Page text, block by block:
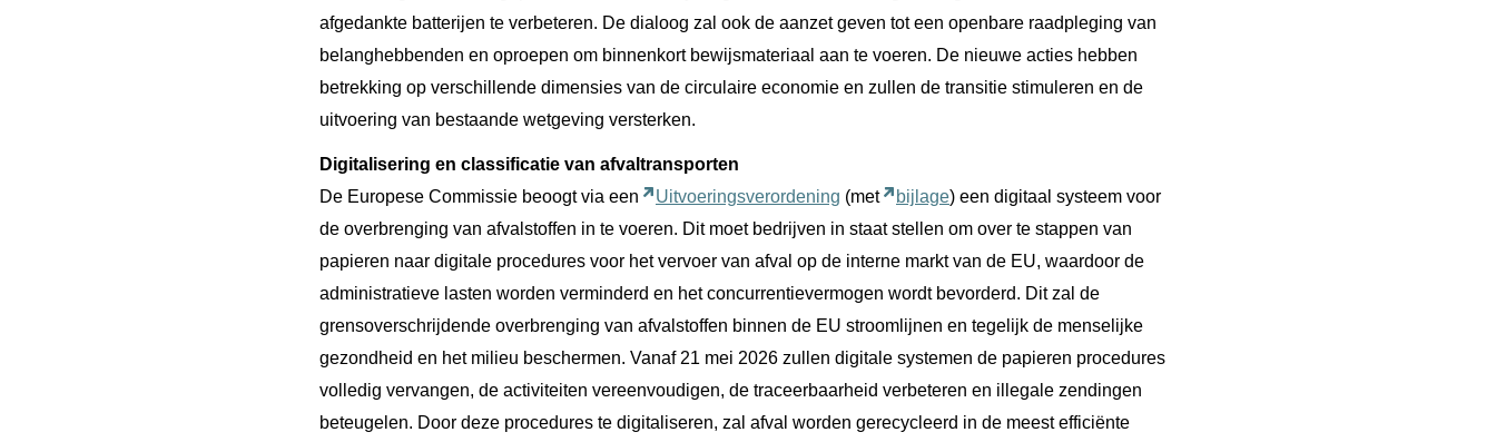
afgedankte batterijen te verbeteren. De dialoog zal ook de aanzet geven tot een openbare raadpleging van
belanghebbenden en oproepen om binnenkort bewijsmateriaal aan te voeren. De nieuwe acties hebben
betrekking op verschillende dimensies van de circulaire economie en zullen de transitie stimuleren en de
uitvoering van bestaande wetgeving versterken.
Digitalisering en classificatie van afvaltransporten
De Europese Commissie beoogt via een
Uitvoeringsverordening (met bijlage) een digitaal systeem voor
de overbrenging van afvalstoffen in te voeren. Dit moet bedrijven in staat stellen om over te stappen van
papieren naar digitale procedures voor het vervoer van afval op de interne markt van de EU, waardoor de
administratieve lasten worden verminderd en het concurrentievermogen wordt bevorderd. Dit zal de
grensoverschrijdende overbrenging van afvalstoffen binnen de EU stroomlijnen en tegelijk de menselijke
gezondheid en het milieu beschermen. Vanaf 21 mei 2026 zullen digitale systemen de papieren procedures
volledig vervangen, de activiteiten vereenvoudigen, de traceerbaarheid verbeteren en illegale zendingen
beteugelen. Door deze procedures te digitaliseren, zal afval worden gerecycleerd in de meest efficiënte